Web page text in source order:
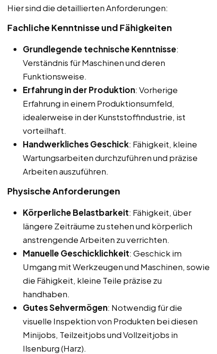
Hier sind die detaillierten Anforderungen:
Fachliche Kenntnisse und Fähigkeiten
Grundlegende technische Kenntnisse:
Verständnis für Maschinen und deren
Funktionsweise.
Erfahrung in der Produktion: Vorherige
Erfahrung in einem Produktionsumfeld,
idealerweise in der Kunststoffindustrie, ist
vorteilhaft.
Handwerkliches Geschick: Fähigkeit, kleine
Wartungsarbeiten durchzuführen und präzise
Arbeiten auszuführen.
Physische Anforderungen
Körperliche Belastbarkeit: Fähigkeit, über
längere Zeiträume zu stehen und körperlich
anstrengende Arbeiten zu verrichten.
Manuelle Geschicklichkeit: Geschick im
Umgang mit Werkzeugen und Maschinen, sowie
die Fähigkeit, kleine Teile präzise zu
handhaben.
Gutes Sehvermögen: Notwendig für die
visuelle Inspektion von Produkten bei diesen
Minijobs, Teilzeitjobs und Vollzeitjobs in
Ilsenburg (Harz).